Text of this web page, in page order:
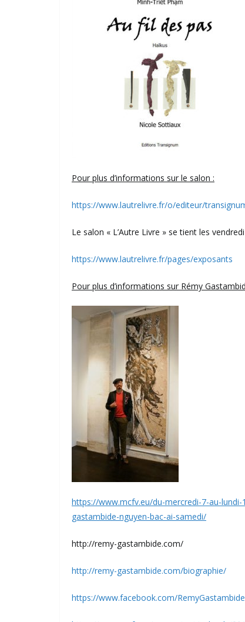
Pour plus d’informations sur le salon :
https://www.lautrelivre.fr/o/editeur/
Le salon « L’Autre Livre » se tient les
https://www.lautrelivre.fr/pages/exposants
Pour plus d’informations sur Rémy
https://www.mcfv.eu/du-mercredi-7-au-
gastambide-nguyen-bac-ai-samedi/
http://remy-gastambide.com/
http://remy-gastambide.com/biographie/
https://www.facebook.com/